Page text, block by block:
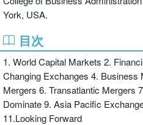
Taking in a host of international
those in Hong Kong, Shanghai,
Gulf, this book will benefit students
markets and institutions, as well
international financial markets.
York, USA.
目次
1. World Capital Markets 2.
Changing Exchanges 4. Business
Mergers 6. Transatlantic Mergers
Dominate 9. Asia Pacific
11.Looking Forward